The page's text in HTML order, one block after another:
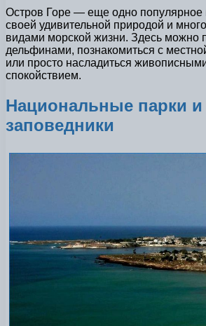
Остров Горе — еще одно популярное
своей удивительной природой и
видами морской жизни. Здесь можно
дельфинами, познакомиться с
или просто насладиться
спокойствием.
Национальные парки и
заповедники